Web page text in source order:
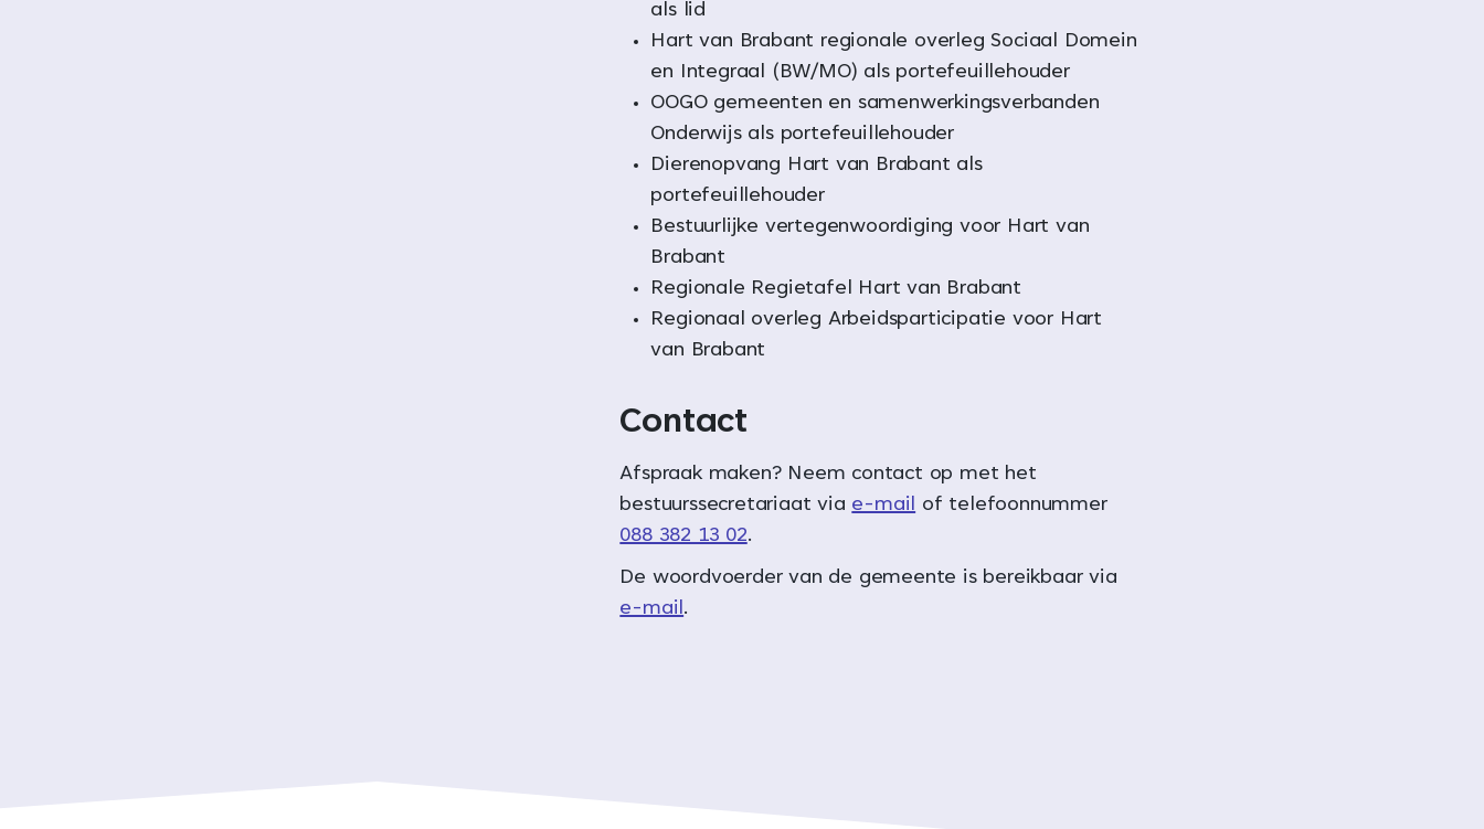
als lid
Hart van Brabant regionale overleg Sociaal Domein
en Integraal (BW/MO) als portefeuillehouder
OOGO gemeenten en samenwerkingsverbanden
Onderwijs als portefeuillehouder
Dierenopvang Hart van Brabant als
portefeuillehouder
Bestuurlijke vertegenwoordiging voor Hart van
Brabant
Regionale Regietafel Hart van Brabant
Regionaal overleg Arbeidsparticipatie voor Hart
van Brabant
Contact
Afspraak maken? Neem contact op met het
bestuurssecretariaat via e-mail of telefoonnummer
088 382 13 02.
De woordvoerder van de gemeente is bereikbaar via
e-mail.